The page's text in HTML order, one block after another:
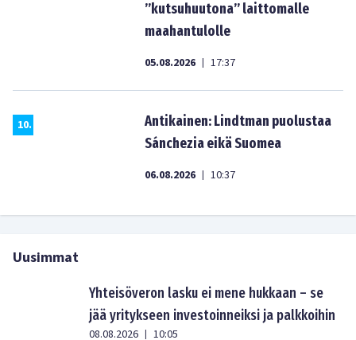
”kutsuhuutona” laittomalle
maahantulolle
05.08.2026 | 17:37
10.
Antikainen: Lindtman puolustaa
Sánchezia eikä Suomea
06.08.2026 | 10:37
Uusimmat
Yhteisöveron lasku ei mene hukkaan – se
jää yritykseen investoinneiksi ja palkkoihin
08.08.2026 | 10:05